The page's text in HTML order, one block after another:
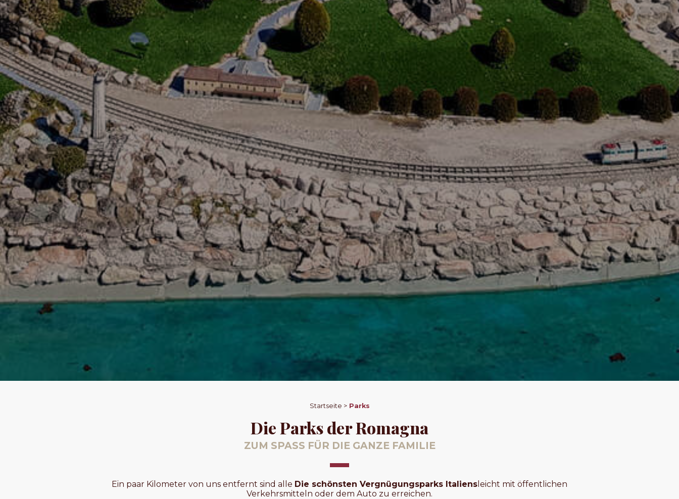
Startseite >Parks
Die Parks der Romagna
ZUM SPASS FÜR DIE GANZE FAMILIE
Ein paar Kilometer von uns entfernt sind alle Die schönsten Vergnügungsparks Italiens leicht mit öffentlichen
Verkehrsmitteln oder dem Auto zu erreichen.